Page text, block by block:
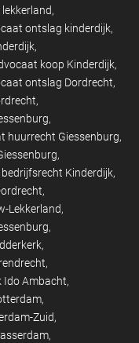
ontslag kinderdijk
koop Kinderdijk
ontslag Dordrecht
huurrecht Giessenburg
Kinderdijk
Lekkerland
Ido Ambacht
Zuid